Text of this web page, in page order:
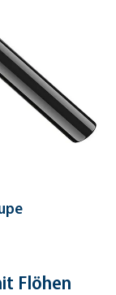
Flöhen